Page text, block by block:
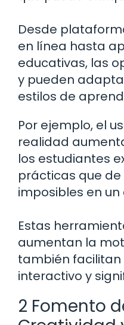
Desde
en línea hasta
educativas, las
y pueden
estilos de
Por ejemplo, el
realidad
los estudiantes
prácticas que
imposibles en
Estas
aumentan la
también
interactivo y
2 Fomento